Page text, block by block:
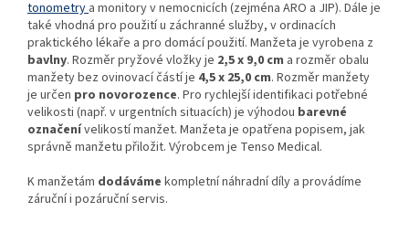
tonometrya monitory v nemocnicích (zejména ARO a JIP). Dále je
také vhodná pro použití u záchranné služby, v ordinacích
praktického lékaře a pro domácí použití. Manžeta je vyrobena z
bavlny. Rozměr pryžové vložky je 2,5 x 9,0 cm a rozměr obalu
manžety bez ovinovací částí je 4,5 x 25,0 cm. Rozměr manžety
je určen pro novorozence. Pro rychlejší identifikaci potřebné
velikosti (např. v urgentních situacích) je výhodou barevné
označenívelikostí manžet. Manžeta je opatřena popisem, jak
správně manžetu přiložit. Výrobcem je Tenso Medical.
K manžetám dodáváme kompletní náhradní díly a provádíme
záruční i pozáruční servis.